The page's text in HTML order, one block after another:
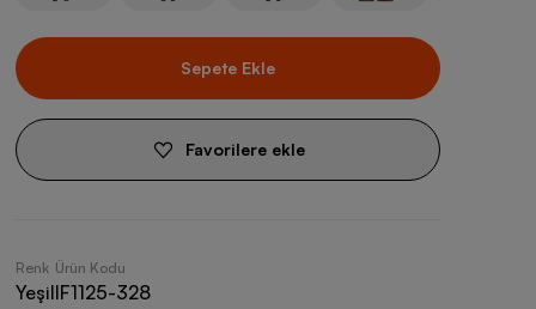
Sepete Ekle
Favorilere ekle
Renk
Yeşil
Ürün Kodu
IF1125-328